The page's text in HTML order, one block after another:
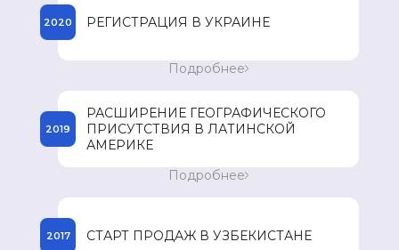
РЕГИСТРАЦИЯ В УКРАИНЕ
2020
Начало процесса регистрации препаратов
Подробнее
РАСШИРЕНИЕ ГЕОГРАФИЧЕСКОГО
ПРИСУТСТВИЯ В ЛАТИНСКОЙ
АМЕРИКЕ
2019
Вход на рынок Доминиканской Республики.
Подробнее
СТАРТ ПРОДАЖ В УЗБЕКИСТАНЕ
2017